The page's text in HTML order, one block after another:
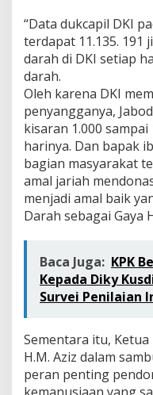
“Data dukcapil DKI
terdapat 11.135. 191
darah di DKI setiap
darah.
Oleh karena DKI
penyangganya,
kisaran 1.000
harinya. Dan bapak
bagian masyarakat
amal jariah
menjadi amal baik
Darah sebagai Gaya
Baca Juga: KPK
Kepada Diky
Survei Penilaian
Sementara itu,
H.M. Aziz dalam
peran penting